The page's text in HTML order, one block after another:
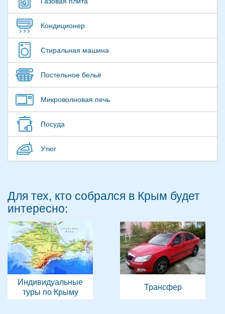
Кондиционер
Стиральная машина
Постельное бельё
Микроволновая печь
Посуда
Утюг
Для тех, кто собрался в Крым будет
интересно:
Индивидуальные
туры по Крыму
Трансфер